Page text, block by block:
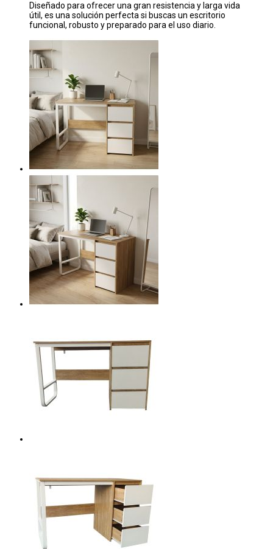
Diseñado para ofrecer una gran resistencia y larga vida
útil, es una solución perfecta si buscas un escritorio
funcional, robusto y preparado para el uso diario.